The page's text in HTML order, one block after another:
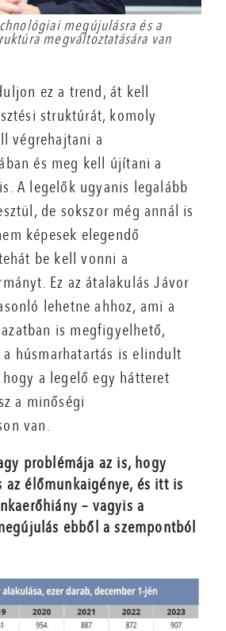
megújulásra és a
megváltoztatására van
ez a trend, át kell
struktúrát, komoly
végrehajtani a
és meg kell újítani a
A legelők ugyanis legalább
de sokszor még annál is
képesek elegendő
be kell vonni a
Ez az átalakulás Jávor
lehetne ahhoz, ami a
is megfigyelhető,
húsmarhatartás is elindult
a legelő egy hátteret
a minőségi
van.
problémája az is, hogy
az élőmunkaigénye, és itt is
– vagyis a
ebből a szempontból